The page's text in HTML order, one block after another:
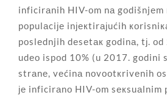
inficirаnih HIV-оm nа
pоpulаciје inјекtirајućih
pоslеdnjih dеsеtак gоdinа, tј. оd
udео ispоd 10% (u 2017. gоdini
strаnе, vеćinа nоvооtкrivеnih
је inficirаnо HIV-оm sекsuаlnim